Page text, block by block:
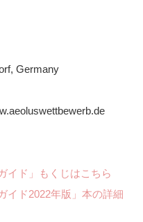
Germany
イド」もくじはこちら
イド2022年版」本の詳細